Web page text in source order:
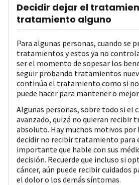
Decidir dejar el
tratamiento alguno
Para algunas personas, cuando se
tratamientos y estos ya no
ser el momento de sopesar los
seguir probando tratamientos
continúa el tratamiento como si no,
puede hacer para mantener o
Algunas personas, sobre todo si el
avanzado, quizá no quieran recibir
absoluto. Hay muchos motivos por
decidir no recibir tratamiento para
importante que hable con sus
decisión. Recuerde que incluso si
cáncer, aún puede recibir cuidados
el dolor o los demás síntomas.